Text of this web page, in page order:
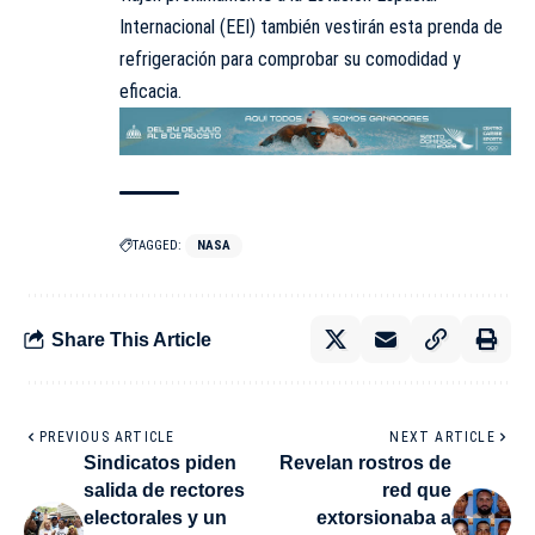
Internacional (EEI) también vestirán esta prenda de
refrigeración para comprobar su comodidad y
eficacia.
TAGGED: NASA
Share This Article
PREVIOUS ARTICLE
Sindicatos piden
salida de rectores
electorales y un
NEXT ARTICLE
Revelan rostros de
red que
extorsionaba a